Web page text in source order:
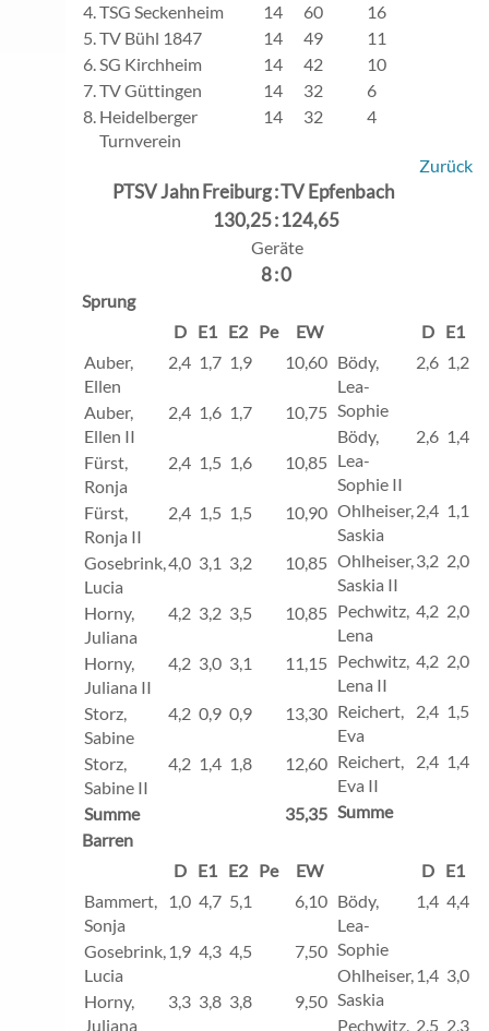
4.TSG Seckenheim 14 60
16
5.TV Bühl 1847 14 49
11
6.SG Kirchheim 14 42
10
7.TV Güttingen 14 32
6
8. Heidelberger
Turnverein
14 32 4
Zurück
PTSV Jahn Freiburg:TV Epfenbach
130,25:124,65
Geräte
8:0
Sprung
D E1 E2 Pe
EW
Auber,
Ellen
2,4 1,7 1,9 10,60
Auber,
Ellen II
2,4 1,6 1,7 10,75
Fürst,
Ronja
2,4 1,5 1,6 10,85
Fürst,
Ronja II
2,4 1,5 1,5 10,90
Gosebrink,
Lucia
4,0 3,1 3,2 10,85
Horny,
Juliana
4,2 3,2 3,5 10,85
Horny,
Juliana II
4,2 3,0 3,1 11,15
Storz,
Sabine
4,2 0,9 0,9 13,30
Storz,
Sabine II
4,2 1,4 1,8 12,60
Summe 35,35
D E1
Bödy,
Lea-
Sophie
2,6 1,2
Bödy,
Lea-
Sophie II
2,6 1,4
Ohlheiser,
Saskia
2,4 1,1
Ohlheiser,
Saskia II
3,2 2,0
Pechwitz,
Lena
4,2 2,0
Pechwitz,
Lena II
4,2 2,0
Reichert,
Eva
2,4 1,5
Reichert,
Eva II
2,4 1,4
Summe
Barren
D E1 E2 Pe
EW
Bammert,
Sonja
1,0 4,7 5,1 6,10
Gosebrink,
Lucia
1,9 4,3 4,5 7,50
Horny,
Juliana
3,3 3,8 3,8 9,50
D E1
Bödy,
Lea-
Sophie
1,4 4,4
Ohlheiser,
Saskia
1,4 3,0
Pechwitz, 2,5 2,3